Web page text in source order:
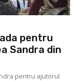
pentru
Sandra din
pentru ajutorul